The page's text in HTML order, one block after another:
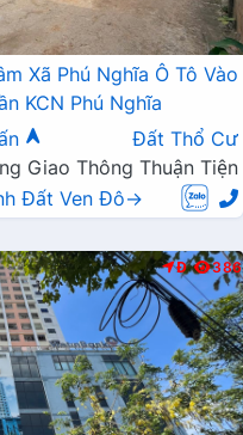
Xã Phú Nghĩa Ô Tô Vào
KCN Phú Nghĩa
Đất Thổ Cư
Giao Thông Thuận Tiện
Đất Ven Đô→
Đ 386